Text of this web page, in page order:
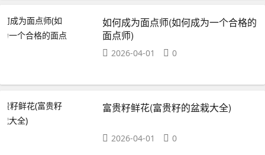
如何成为面点师(如何成为一个合格的
面点师)
2026-04-01 0
富贵籽鲜花(富贵籽的盆栽大全)
2026-04-01 0